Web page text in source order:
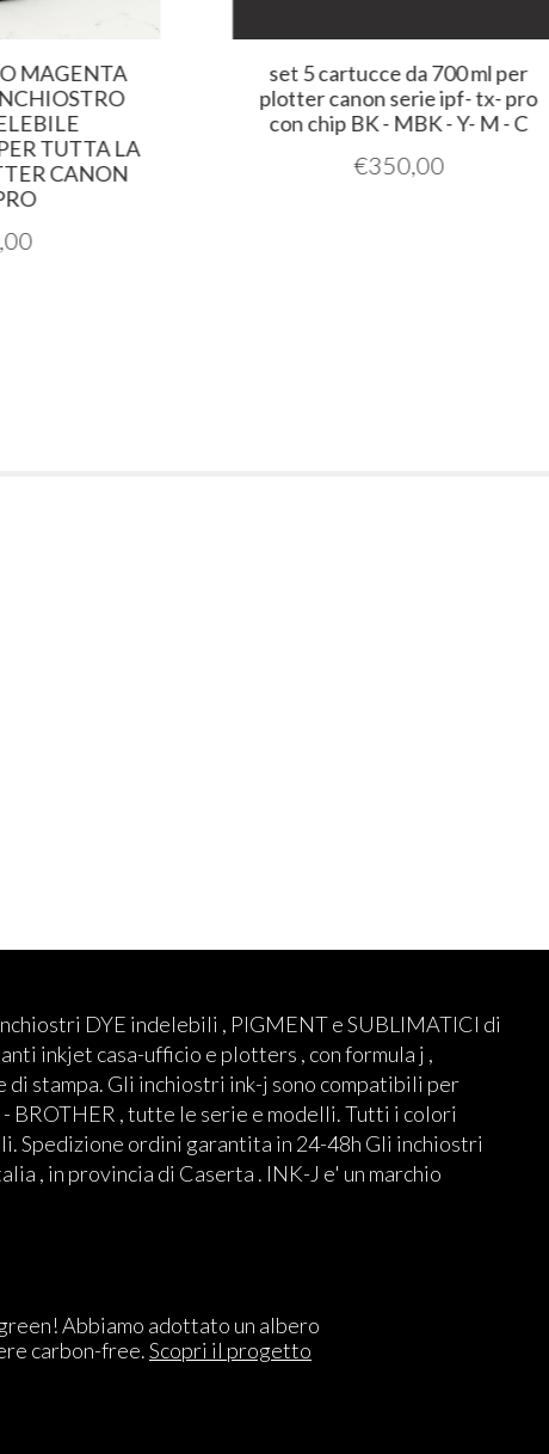
LA
CANON
set 5 cartucce da 700 ml per
plotter canon serie ipf- tx- pro
con chip BK - MBK - Y- M - C
350,00
DYE indelebili , PIGMENT e SUBLIMATICI di
inkjet casa-ufficio e plotters , con formula j ,
di stampa. Gli inchiostri ink-j sono compatibili per
BROTHER , tutte le serie e modelli. Tutti i colori
Spedizione ordini garantita in 24-48h Gli inchiostri
, in provincia di Caserta . INK-J e' un marchio
Abbiamo adottato un albero
carbon-free.Scopri il progetto